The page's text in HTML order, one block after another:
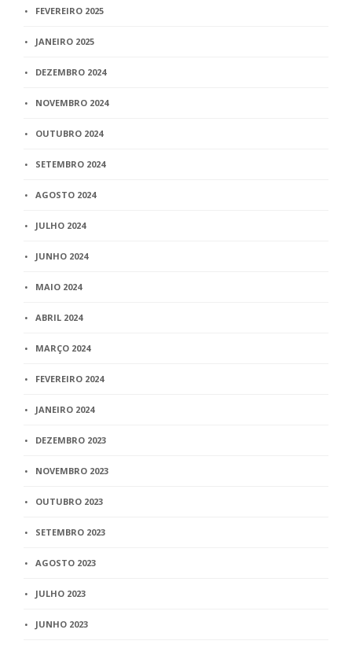
FEVEREIRO 2025
JANEIRO 2025
DEZEMBRO 2024
NOVEMBRO 2024
OUTUBRO 2024
SETEMBRO 2024
AGOSTO 2024
JULHO 2024
JUNHO 2024
MAIO 2024
ABRIL 2024
MARÇO 2024
FEVEREIRO 2024
JANEIRO 2024
DEZEMBRO 2023
NOVEMBRO 2023
OUTUBRO 2023
SETEMBRO 2023
AGOSTO 2023
JULHO 2023
JUNHO 2023